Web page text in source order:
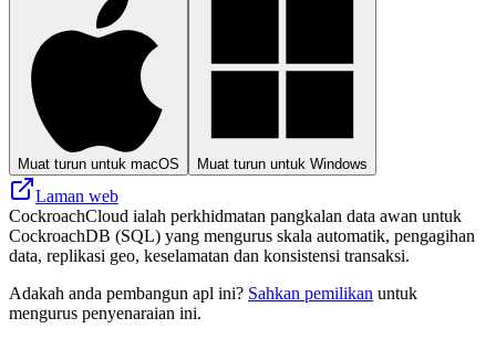
Muat turun untuk macOS Muat turun untuk Windows
Laman web
CockroachCloud ialah perkhidmatan pangkalan data awan untuk
CockroachDB (SQL) yang mengurus skala automatik, pengagihan
data, replikasi geo, keselamatan dan konsistensi transaksi.
Adakah anda pembangun apl ini? Sahkan pemilikan untuk
mengurus penyenaraian ini.